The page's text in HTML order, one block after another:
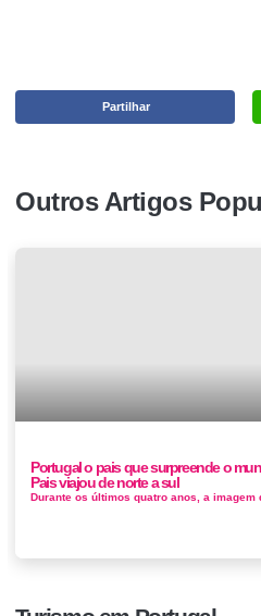
Partilhar
Outros Artigos
Portugal o pais que surpreende o
Pais viajou de norte a sul